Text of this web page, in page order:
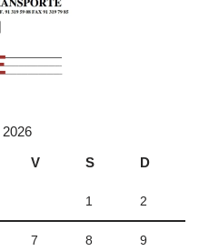
V S D
1 2
7 8 9